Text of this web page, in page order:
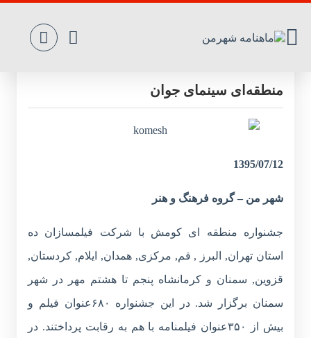
درخشش جوانان کرمانشاهی در جشنواره
منطقه‌ای سینمای جوان
1395/07/12
شهر من – گروه فرهنگ و هنر
جشنواره منطقه ای کومش با شرکت فیلمسازان ده
استان تهران, البرز , قم, مرکزی, همدان, ایلام, کردستان,
قزوین, سمنان و کرمانشاه پنجم تا هشتم مهر در شهر
سمنان برگزار شد. در این جشنواره ۶۸۰عنوان فیلم و
بیش از ۳۵۰عنوان فیلمنامه با هم به رقابت پرداختند. در